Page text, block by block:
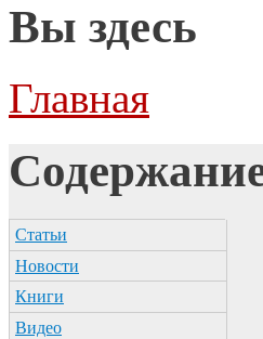
Вы здесь
Главная
Статьи
Новости
Книги
Видео